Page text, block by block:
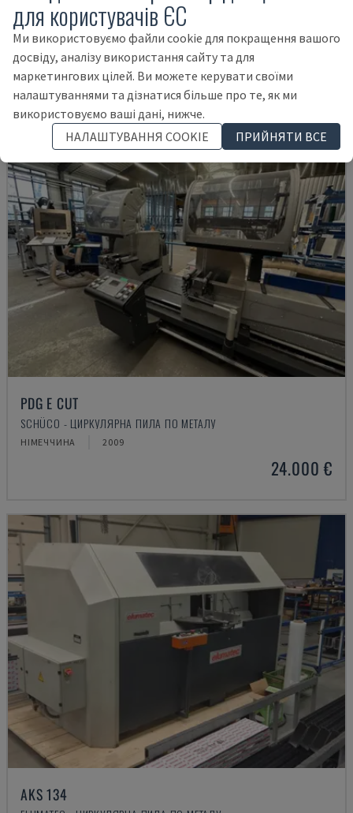
KASTOSPEED C 9
KASTO - ЦИРКУЛЯРНА ПИЛА ПО МЕТАЛУ
НІМЕЧЧИНА
23.500 €
PDG E CUT
SCHÜCO - ЦИРКУЛЯРНА ПИЛА ПО МЕТАЛУ
НІМЕЧЧИНА 2009
24.000 €
AKS 134
для користувачів ЄС
Ми використовуємо файли cookie для покращення вашого
досвіду, аналізу використання сайту та для
маркетингових цілей. Ви можете керувати своїми
налаштуваннями та дізнатися більше про те, як ми
використовуємо ваші дані, нижче.
НАЛАШТУВАННЯ COOKIE
ПРИЙНЯТИ ВСЕ